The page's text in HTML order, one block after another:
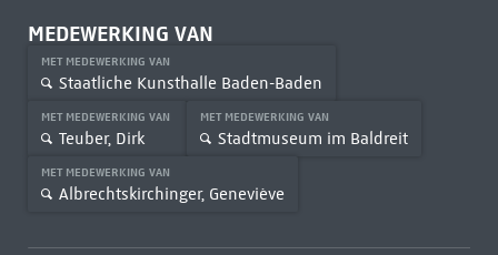
MEDEWERKING VAN
MET MEDEWERKING VAN
Staatliche Kunsthalle Baden-Baden
MET MEDEWERKING VAN
Teuber, Dirk
MET MEDEWERKING VAN
Stadtmuseum im Baldreit
MET MEDEWERKING VAN
Albrechtskirchinger, Geneviève